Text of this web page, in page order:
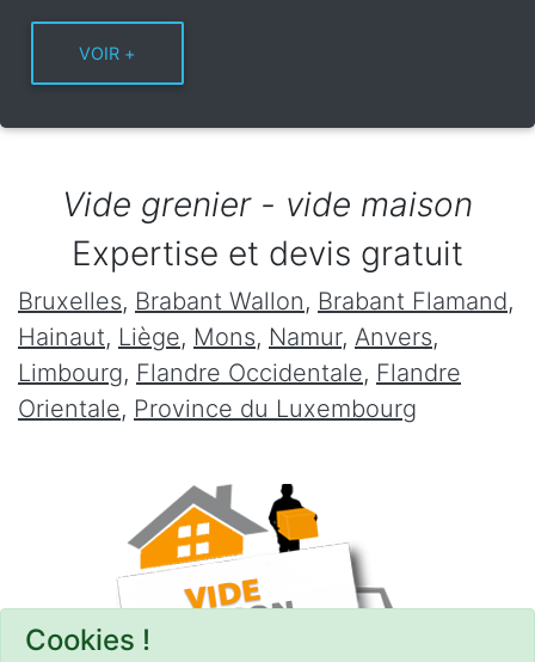
Cookies !
Vide grenier - vide maison
Expertise et devis gratuit
Bruxelles, Brabant Wallon, Brabant Flamand,
Hainaut, Liège, Mons, Namur, Anvers,
Limbourg, Flandre Occidentale, Flandre
Orientale, Province du Luxembourg